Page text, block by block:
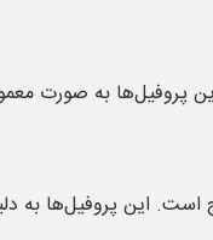
پروفیل‌ها به صورت
این پروفیل‌ها به